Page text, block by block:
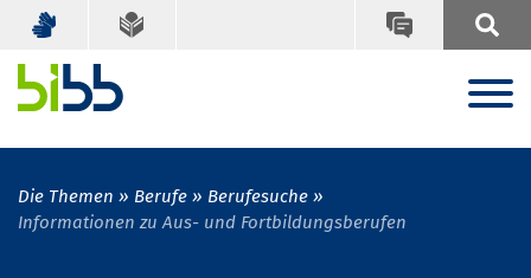
Die Themen Berufe
Berufesuche
Informationen zu Aus- und Fortbildungsberufen